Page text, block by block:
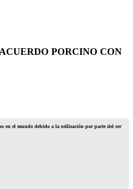
PORCINO CON
en el mundo debido a la utilización por parte del ser